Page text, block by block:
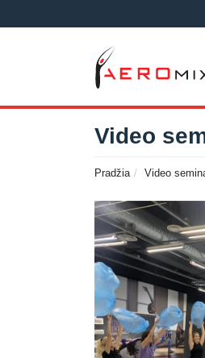
Video
Pradžia Video